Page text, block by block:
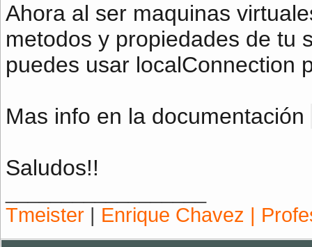
Ahora al ser maquinas
metodos y propiedades de tu
puedes usar localConnection
Mas info en la documentación
Saludos!!
Tmeister | Enrique Chavez |